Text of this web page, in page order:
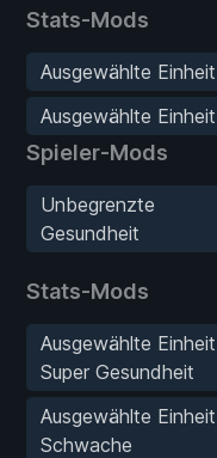
Stats-Mods
Ausgewählte
Ausgewählte
Spieler-Mods
Unbegrenzte
Gesundheit
Stats-Mods
Ausgewählte Einheit
Super Gesundheit
Ausgewählte Einheit
Schwache